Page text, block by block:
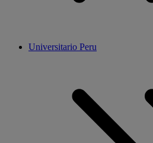
Universitario Peru